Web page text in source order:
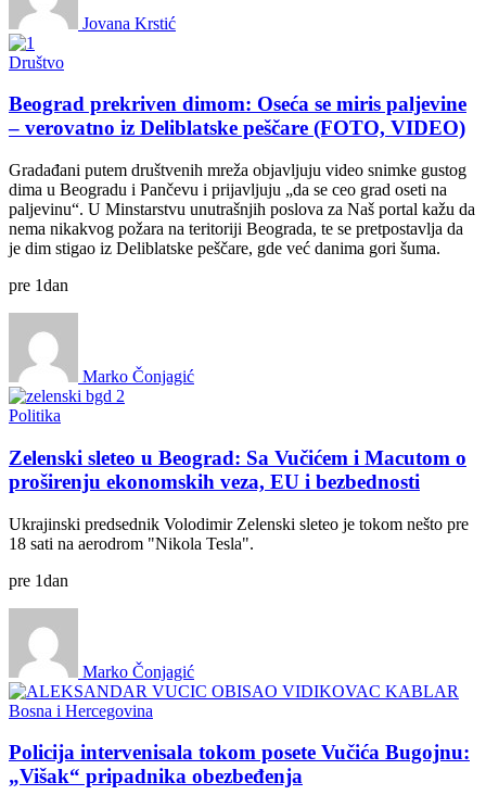
Jovana Krstić
Društvo
Beograd prekriven dimom: Oseća se miris paljevine
– verovatno iz Deliblatske peščare (FOTO, VIDEO)
Gradađani putem društvenih mreža objavljuju video snimke gustog
dima u Beogradu i Pančevu i prijavljuju „da se ceo grad oseti na
paljevinu“. U Minstarstvu unutrašnjih poslova za Naš portal kažu da
nema nikakvog požara na teritoriji Beograda, te se pretpostavlja da
je dim stigao iz Deliblatske peščare, gde već danima gori šuma.
pre 1dan
Marko Čonjagić
Politika
Zelenski sleteo u Beograd: Sa Vučićem i Macutom o
proširenju ekonomskih veza, EU i bezbednosti
Ukrajinski predsednik Volodimir Zelenski sleteo je tokom nešto pre
18 sati na aerodrom "Nikola Tesla".
pre 1dan
Marko Čonjagić
Bosna i Hercegovina
Policija intervenisala tokom posete Vučića Bugojnu:
„Višak“ pripadnika obezbeđenja